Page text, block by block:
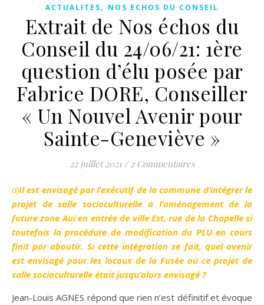
ACTUALITES, NOS ECHOS DU CONSEIL
Extrait de Nos échos du
Conseil du 24/06/21: 1ère
question d’élu posée par
Fabrice DORE, Conseiller
« Un Nouvel Avenir pour
Sainte-Geneviève »
22 juillet 2021 / 2 Commentaires
a)Il est envisagé par l’exécutif de la commune d’intégrer le
projet de salle socioculturelle à l’aménagement de la
future zone Aui en entrée de ville Est, rue de la Chapelle si
toutefois la procédure de modification du PLU en cours
finit par aboutir. Si cette intégration se fait, quel avenir
est envisagé pour les locaux de la Fusée où ce projet de
salle socioculturelle était jusqu’alors envisagé ?
Jean-Louis AGNES répond que rien n’est définitif et évoque